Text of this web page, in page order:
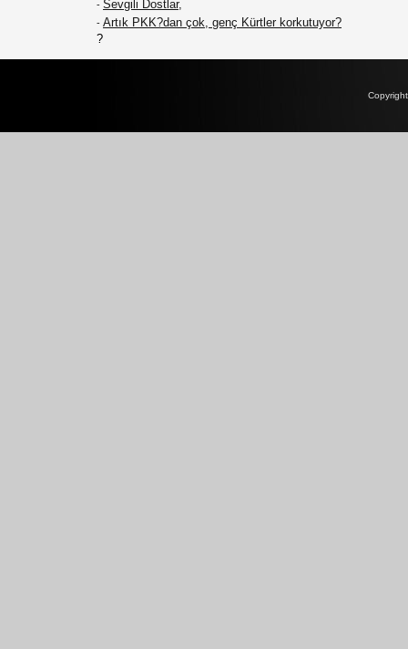
- Sevgili Dostlar,
- Artık PKK?dan çok, genç Kürtler korkutuyor?
?